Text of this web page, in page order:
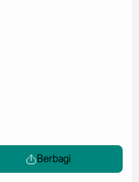
Berbagi